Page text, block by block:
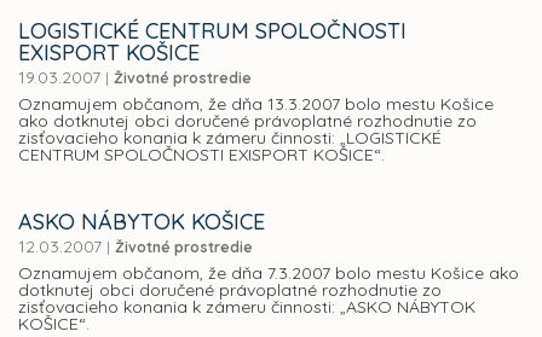
LOGISTICKÉ CENTRUM SPOLOČNOSTI
EXISPORT KOŠICE
19.03.2007 | Životné prostredie
Oznamujem občanom, že dňa 13.3.2007 bolo mestu Košice
ako dotknutej obci doručené právoplatné rozhodnutie zo
zisťovacieho konania k zámeru činnosti: „LOGISTICKÉ
CENTRUM SPOLOČNOSTI EXISPORT KOŠICE“.
ASKO NÁBYTOK KOŠICE
12.03.2007 | Životné prostredie
Oznamujem občanom, že dňa 7.3.2007 bolo mestu Košice ako
dotknutej obci doručené právoplatné rozhodnutie zo
zisťovacieho konania k zámeru činnosti: „ASKO NÁBYTOK
KOŠICE“.